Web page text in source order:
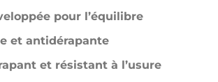
pour l’équilibre
et antidérapante
et résistant à l’usure